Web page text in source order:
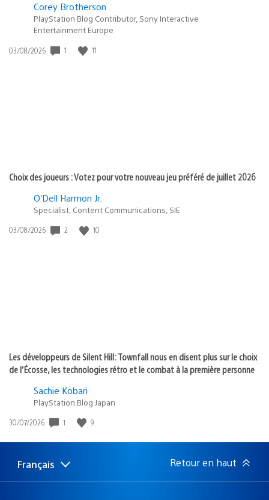
Corey Brotherson
PlayStation Blog Contributor, Sony Interactive
Entertainment Europe
Date
03/08/2026 1 11
Choix des joueurs : Votez pour votre nouveau jeu préféré de juillet 2026
O’Dell Harmon Jr.
Specialist, Content Communications, SIE
Date
03/08/2026 2 10
Les développeurs de Silent Hill: Townfall nous en disent plus sur le choix
de l’Écosse, les technologies rétro et le combat à la première personne
Sachie Kobari
PlayStation.Blog Japan
Date
publication
30/07/2026 1 9
Choisir
une
Région
actuelle
Français Retour en haut